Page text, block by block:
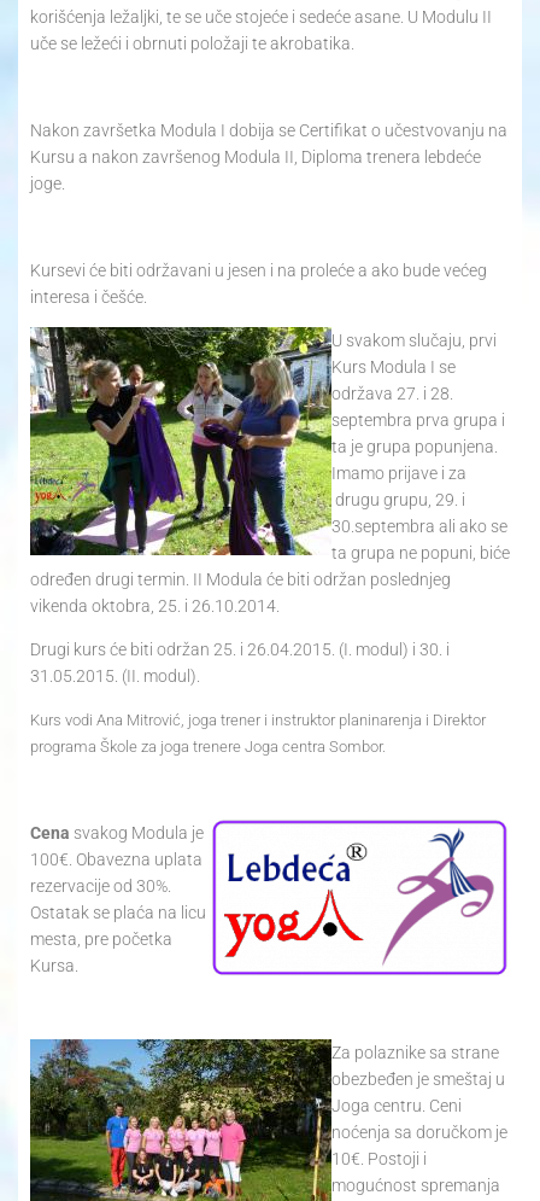
korišćenja ležaljki, te se uče stojeće i sedeće asane. U Modulu II
uče se ležeći i obrnuti položaji te akrobatika.
Nakon završetka Modula I dobija se Certifikat o učestvovanju na
Kursu a nakon završenog Modula II, Diploma trenera lebdeće
joge.
Kursevi će biti održavani u jesen i na proleće a ako bude većeg
interesa i češće.
U svakom slučaju, prvi
Kurs Modula I se
održava 27. i 28.
septembra prva grupa i
ta je grupa popunjena.
Imamo prijave i za
drugu grupu, 29. i
30.septembra ali ako se
ta grupa ne popuni, biće
određen drugi termin. II Modula će biti održan poslednjeg
vikenda oktobra, 25. i 26.10.2014.
Drugi kurs će biti održan 25. i 26.04.2015. (I. modul) i 30. i
31.05.2015. (II. modul).
Kurs vodi Ana Mitrović, joga trener i instruktor planinarenja i Direktor
programa Škole za joga trenere Joga centra Sombor.
Cena svakog Modula je
100€. Obavezna uplata
rezervacije od 30%.
Ostatak se plaća na licu
mesta, pre početka
Kursa.
Za polaznike sa strane
obezbeđen je smeštaj u
Joga centru. Ceni
noćenja sa doručkom je
10€. Postoji i
mogućnost spremanja